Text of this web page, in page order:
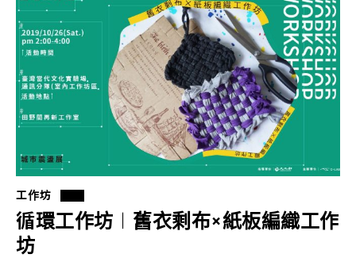
工作坊
循環工作坊︱舊衣剩布×紙板編織工作
坊